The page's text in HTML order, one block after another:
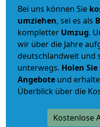
Bei uns können Sie
umziehen, sei es als
kompletter Umzug.
wir über die Jahre
deutschlandweit und
unterwegs. Holen
Angebote und
Überblick über die
Kostenlose